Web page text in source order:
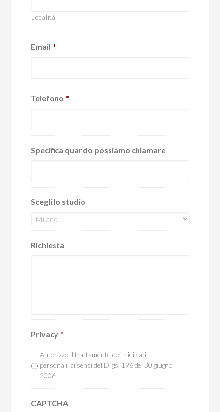
Località
Email *
Telefono *
Specifica quando possiamo chiamare
Scegli lo studio
Richiesta
Privacy *
Autorizzo il trattamento dei miei dati
personali, ai sensi del D.lgs. 196 del 30 giugno
2006
CAPTCHA